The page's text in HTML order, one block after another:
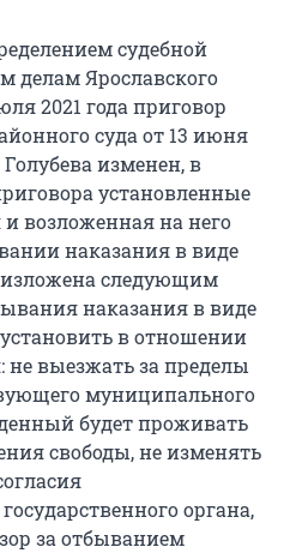
судебной
делам Ярославского
2021 года приговор
суда от 13 июня
изменен, в
установленные
возложенная на него
наказания в виде
следующим
наказания в виде
в отношении
не выезжать за пределы
муниципального
будет проживать
свободы, не изменять
органа,
за отбыванием